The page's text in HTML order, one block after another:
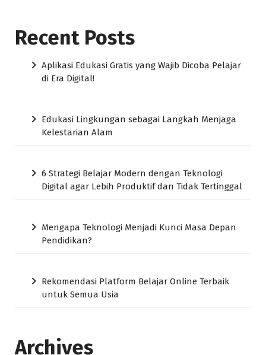
Recent Posts
Aplikasi Edukasi Gratis yang Wajib Dicoba Pelajar
di Era Digital!
Edukasi Lingkungan sebagai Langkah Menjaga
Kelestarian Alam
6 Strategi Belajar Modern dengan Teknologi
Digital agar Lebih Produktif dan Tidak Tertinggal
Mengapa Teknologi Menjadi Kunci Masa Depan
Pendidikan?
Rekomendasi Platform Belajar Online Terbaik
untuk Semua Usia
Archives